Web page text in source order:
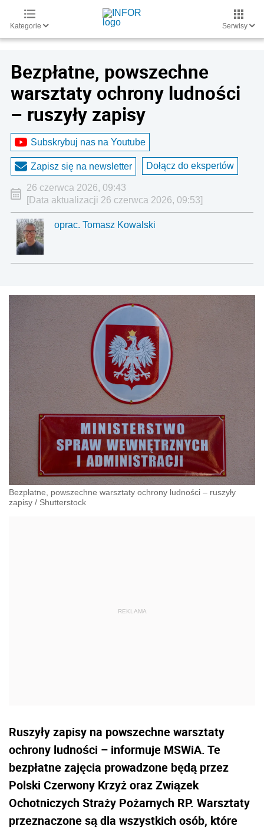
Kategorie Serwisy
Bezpłatne, powszechne
warsztaty ochrony ludności
– ruszyły zapisy
Subskrybuj nas na Youtube
Zapisz się na newsletter Dołącz do ekspertów
26 czerwca 2026, 09:43
[Data aktualizacji 26 czerwca 2026, 09:53]
oprac. Tomasz Kowalski
Bezpłatne, powszechne warsztaty ochrony ludności – ruszyły
zapisy / Shutterstock
Ruszyły zapisy na powszechne warsztaty
ochrony ludności – informuje MSWiA. Te
bezpłatne zajęcia prowadzone będą przez
Polski Czerwony Krzyż oraz Związek
Ochotniczych Straży Pożarnych RP. Warsztaty
przeznaczone są dla wszystkich osób, które